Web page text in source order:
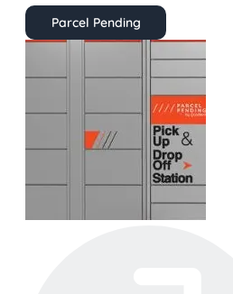
Parcel Pending